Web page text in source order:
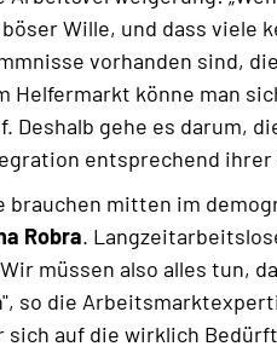
Wille, und dass viele
vorhanden sind,
Helfermarkt könne man
Deshalb gehe es darum,
entsprechend
brauchen mitten im
Robra.
müssen also alles tun,
so die
sich auf die wirklich